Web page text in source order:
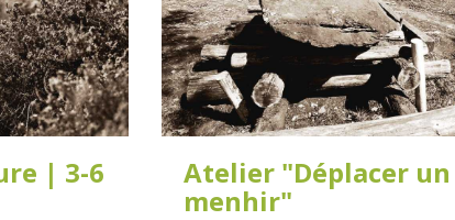
| 3-6 Atelier "Déplacer un
menhir"